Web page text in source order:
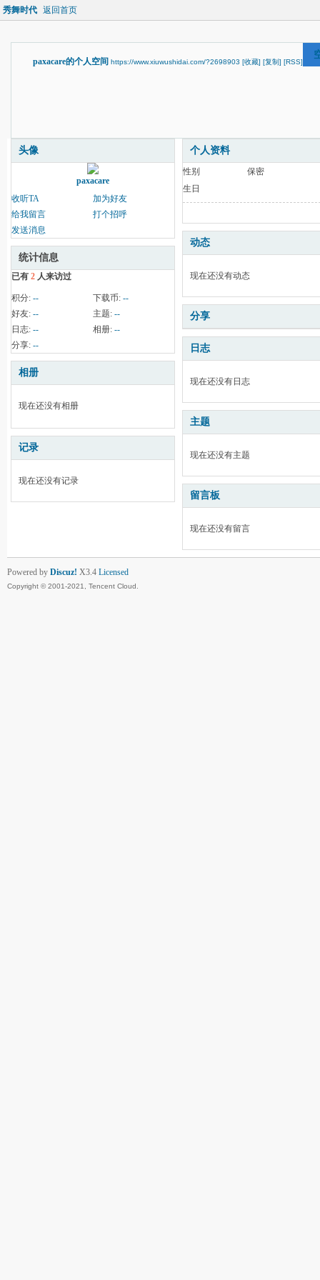
秀舞时代 返回首页
paxacare的个人空间 https://www.xiuwushidai.com/?2698903 [收藏] [复制] [RSS]
头像
paxacare
收听TA
加为好友
给我留言
打个招呼
发送消息
统计信息
已有 2 人来访过
积分: -- 下载币: --
好友: -- 主题: --
日志: -- 相册: --
分享: --
相册
现在还没有相册
记录
现在还没有记录
个人资料
性别
保密
生日
动态
现在还没有动态
分享
日志
现在还没有日志
主题
现在还没有主题
留言板
现在还没有留言
Powered by Discuz! X3.4 Licensed
Copyright © 2001-2021, Tencent Cloud.